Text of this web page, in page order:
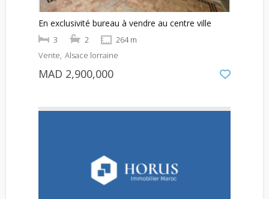
En exclusivité bureau à vendre au centre ville
3 2
264 m
Vente Alsace lorraine
MAD 2,900,000